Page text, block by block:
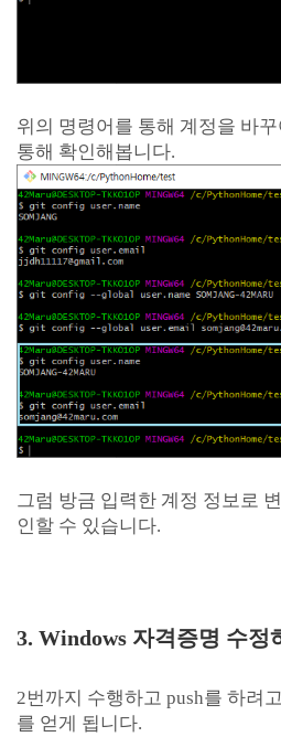
위의 명령어를 통해 계정을 바
통해 확인해봅니다.
그럼 방금 입력한 계정 정보로
인할 수 있습니다.
3. Windows 자격증명 수정
2번까지 수행하고 push를 하려
를 얻게 됩니다.